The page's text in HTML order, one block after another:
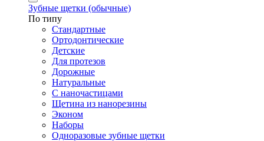
Зубные щетки (обычные)
По типу
Стандартные
Ортодонтические
Детские
Для протезов
Дорожные
Натуральные
С наночастицами
Щетина из нанорезины
Эконом
Наборы
Одноразовые зубные щетки